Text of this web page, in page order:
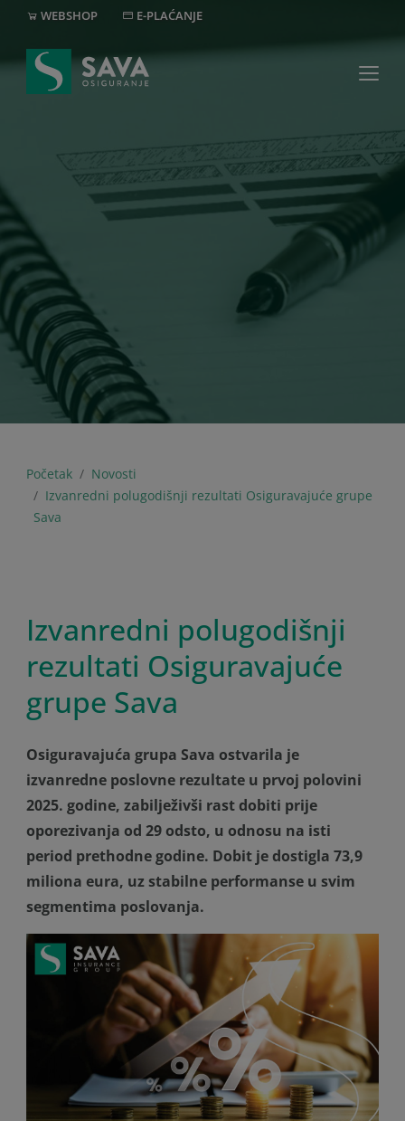
WEBSHOP E-PLAĆANJE
+382 20 40 30 20
Početak
Novosti
Izvanredni polugodišnji rezultati Osiguravajuće grupe
Sava
Izvanredni polugodišnji
rezultati Osiguravajuće
grupe Sava
Osiguravajuća grupa Sava ostvarila je
izvanredne poslovne rezultate u prvoj polovini
2025. godine, zabilježivši rast dobiti prije
oporezivanja od 29 odsto, u odnosu na isti
period prethodne godine. Dobit je dostigla 73,9
miliona eura, uz stabilne performanse u svim
segmentima poslovanja.